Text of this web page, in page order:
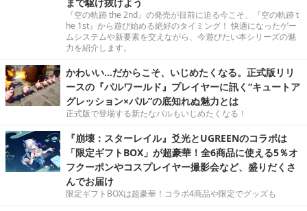
『空の軌跡 the 2nd』の発売が目前に迫る今こそ、『空の軌跡 t
he 1st』から遊び始める絶好のタイミング！ 快適になったゲー
ムシステムや新要素を交えながら、今遊びたい本シリーズの魅
力を紹介します。
かわいい…だからこそ、いじめたくなる。正式版リリ
ースの『パルワールド』プレイヤーに訊く“キュートア
グレッション×パル”の底知れぬ魅力とは
正式版で登場する新たなパルもいじめたくなる！
『崩壊：スターレイル』爻光とUGREENのコラボは
「限定ギフトBOX」が超豪華！全6商品に使える5％オ
フクーポンやコスプレイヤー撮影会など、盛りだくさ
んでお届け
限定ギフトBOXは超豪華！コラボ4商品や限定でグッズも